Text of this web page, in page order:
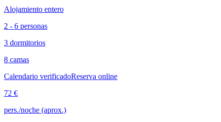
Alojamiento entero
2 - 6 personas
3 dormitorios
8 camas
Calendario verificadoReserva online
72 €
pers./noche (aprox.)